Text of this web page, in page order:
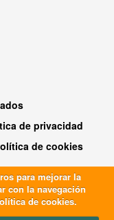
de privacidad
de cookies
para mejorar la
con la navegación
de cookies.